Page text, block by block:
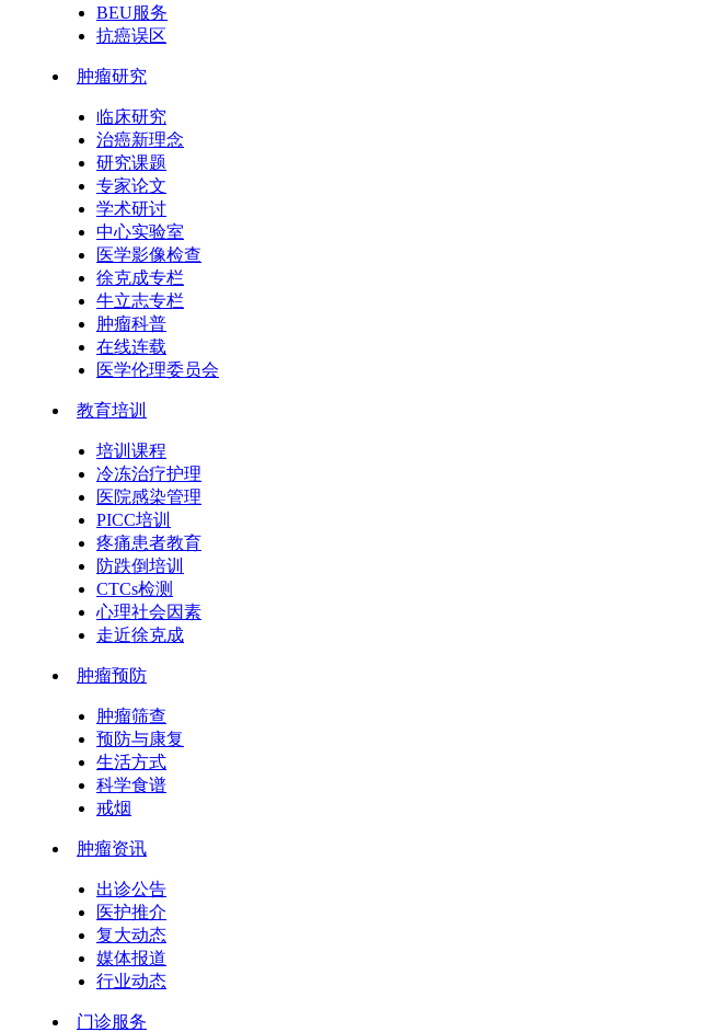
BEU服务
抗癌误区
肿瘤研究
临床研究
治癌新理念
研究课题
专家论文
学术研讨
中心实验室
医学影像检查
徐克成专栏
牛立志专栏
肿瘤科普
在线连载
医学伦理委员会
教育培训
培训课程
冷冻治疗护理
医院感染管理
PICC培训
疼痛患者教育
防跌倒培训
CTCs检测
心理社会因素
走近徐克成
肿瘤预防
肿瘤筛查
预防与康复
生活方式
科学食谱
戒烟
肿瘤资讯
出诊公告
医护推介
复大动态
媒体报道
行业动态
门诊服务